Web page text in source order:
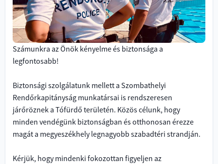
Számunkra az Önök kényelme és biztonsága a
legfontosabb!
Biztonsági szolgálatunk mellett a Szombathelyi
Rendőrkapitányság munkatársai is rendszeresen
járőröznek a Tófürdő területén. Közös célunk, hogy
minden vendégünk biztonságban és otthonosan érezze
magát a megyeszékhely legnagyobb szabadtéri strandján.
Kérjük, hogy mindenki fokozottan figyeljen az